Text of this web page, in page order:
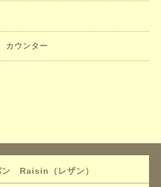
カウンター
ン Raisin（レザン）